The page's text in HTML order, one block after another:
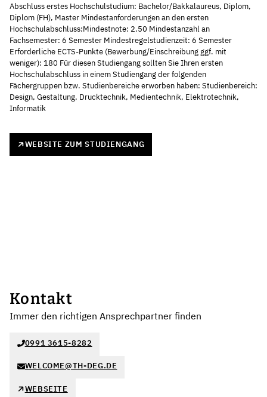
Abschluss erstes Hochschulstudium: Bachelor/Bakkalaureus, Diplom,
Diplom (FH), Master Mindestanforderungen an den ersten
Hochschulabschluss:Mindestnote: 2.50 Mindestanzahl an
Fachsemester: 6 Semester Mindestregelstudienzeit: 6 Semester
Erforderliche ECTS-Punkte (Bewerbung/Einschreibung ggf. mit
weniger): 180 Für diesen Studiengang sollten Sie Ihren ersten
Hochschulabschluss in einem Studiengang der folgenden
Fächergruppen bzw. Studienbereiche erworben haben: Studienbereich:
Design, Gestaltung, Drucktechnik, Medientechnik, Elektrotechnik,
Informatik
WEBSITE ZUM STUDIENGANG
Kontakt
Immer den richtigen Ansprechpartner finden
0991 3615-8282
WELCOME@TH-DEG.DE
WEBSEITE